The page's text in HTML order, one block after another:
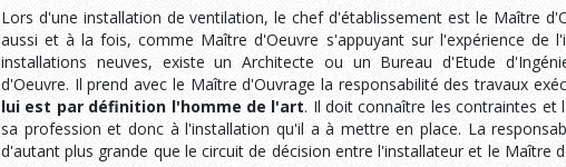
Lors d'une installation de ventilation, le chef d'établissement est le Maître
aussi et à la fois, comme Maître d'Oeuvre s'appuyant sur l'expérience de
installations neuves, existe un Architecte ou un Bureau d'Etude
d'Oeuvre. Il prend avec le Maître d'Ouvrage la responsabilité des travaux
lui est par définition l'homme de l'art. Il doit connaître les contraintes et
sa profession et donc à l'installation qu'il a à mettre en place. La
d'autant plus grande que le circuit de décision entre l'installateur et le Maître